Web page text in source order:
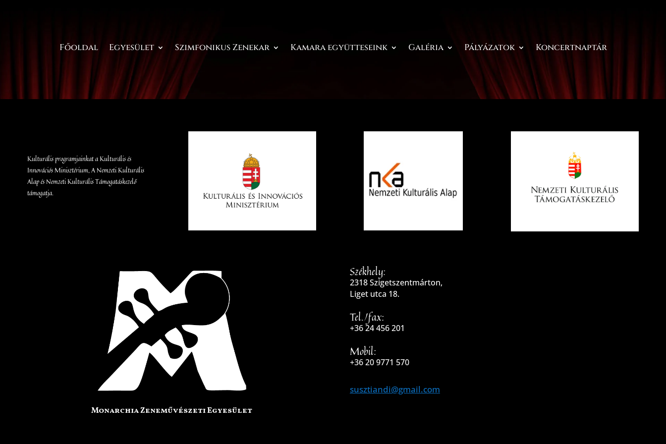
Főoldal Egyesület Szimfonikus Zenekar Kamara együtteseink Galéria Pályázatok Koncertnaptár
Kulturális programjainkat a Kulturális és
Innovációs Minisztérium, A Nemzeti Kulturális
Alap és Nemzeti Kulturális Támogatáskezelő
támogatja.
Monarchia Zeneművészeti Egyesület
Székhely:
2318 Szigetszentmárton,
Liget utca 18.
Tel./fax:
+36 24 456 201
Mobil:
+36 20 9771 570
susztiandi@gmail.com